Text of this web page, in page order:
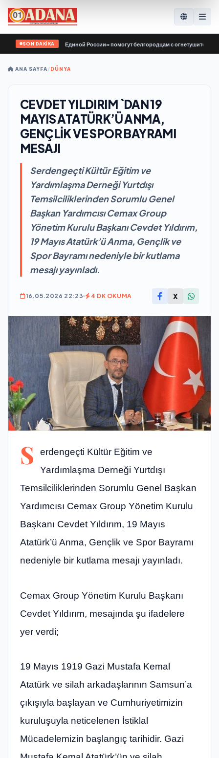
SON DAKİKA
Гвардии Единой России» помогут белгородцам с огнетушителями и
ANA SAYFA/DÜNYA
CEVDET YILDIRIM `DAN 19
MAYIS ATATÜRK’Ü ANMA,
GENÇLİK VE SPOR BAYRAMI
MESAJI
Serdengeçti Kültür Eğitim ve
Yardımlaşma Derneği Yurtdışı
Temsilciliklerinden Sorumlu Genel
Başkan Yardımcısı Cemax Group
Yönetim Kurulu Başkanı Cevdet Yıldırım,
19 Mayıs Atatürk’ü Anma, Gençlik ve
Spor Bayramı nedeniyle bir kutlama
mesajı yayınladı.
16.05.2026 22:23 4 DK OKUMA X
S
erdengeçti Kültür Eğitim ve
Yardımlaşma Derneği Yurtdışı
Temsilciliklerinden Sorumlu Genel Başkan
Yardımcısı Cemax Group Yönetim Kurulu
Başkanı Cevdet Yıldırım, 19 Mayıs
Atatürk’ü Anma, Gençlik ve Spor Bayramı
nedeniyle bir kutlama mesajı yayınladı.
Cemax Group Yönetim Kurulu Başkanı
Cevdet Yıldırım, mesajında şu ifadelere
yer verdi;
19 Mayıs 1919 Gazi Mustafa Kemal
Atatürk ve silah arkadaşlarının Samsun’a
çıkışıyla başlayan ve Cumhuriyetimizin
kuruluşuyla neticelenen İstiklal
Mücadelemizin başlangıç tarihidir. Gazi